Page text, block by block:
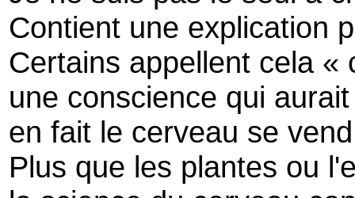
Contient une explication
Certains appellent cela «
une conscience qui
en fait le cerveau se
Plus que les plantes ou